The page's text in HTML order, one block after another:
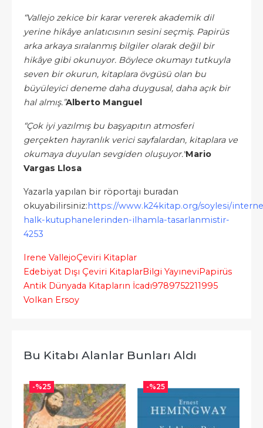
“Vallejo zekice bir karar vererek akademik dil
yerine hikâye anlatıcısının sesini seçmiş. Papirüs
arka arkaya sıralanmış bilgiler olarak değil bir
hikâye gibi okunuyor. Böylece okumayı tutkuyla
seven bir okurun, kitaplara övgüsü olan bu
büyüleyici deneme daha duygusal, daha açık bir
hal almış.”Alberto Manguel
“Çok iyi yazılmış bu başyapıtın atmosferi
gerçekten hayranlık verici sayfalardan, kitaplara ve
okumaya duyulan sevgiden oluşuyor."Mario
Vargas Llosa
Yazarla yapılan bir röportajı buradan
okuyabilirsiniz:https://www.k24kitap.org/soylesi/
halk-kutuphanelerinden-ilhamla-tasarlanmistir-
4253
Irene VallejoÇeviri Kitaplar
Edebiyat Dışı Çeviri KitaplarBilgi YayıneviPapirüs
Antik Dünyada Kitapların İcadı9789752211995
Volkan Ersoy
Bu Kitabı Alanlar Bunları Aldı
-%25 -%25